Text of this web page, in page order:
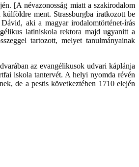
[A névazonosság miatt a szakirodalom
ment. Strassburgba iratkozott be
aki a magyar irodalomtörténet-írás
latiniskola rektora majd ugyanitt a
tartozott, melyet tanulmányainak
az evangélikusok udvari káplánja
iskola tantervét. A helyi nyomda révén
de a pestis következtében 1710 elején